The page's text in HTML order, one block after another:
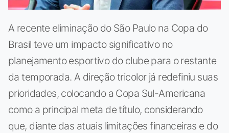
A recente eliminação do São Paulo na Copa do
Brasil teve um impacto significativo no
planejamento esportivo do clube para o restante
da temporada. A direção tricolor já redefiniu suas
prioridades, colocando a Copa Sul-Americana
como a principal meta de título, considerando
que, diante das atuais limitações financeiras e do